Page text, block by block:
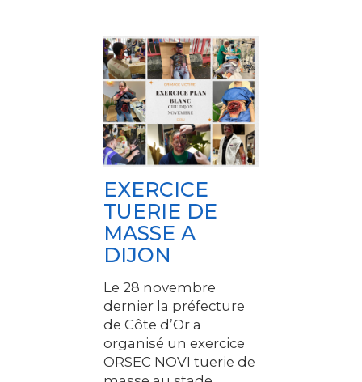
EXERCICE
TUERIE DE
MASSE A
DIJON
Le 28 novembre
dernier la préfecture
de Côte d’Or a
organisé un exercice
ORSEC NOVI tuerie de